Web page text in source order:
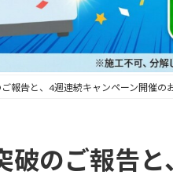
報告と、4週連続キャンペーン開催の
のご報告